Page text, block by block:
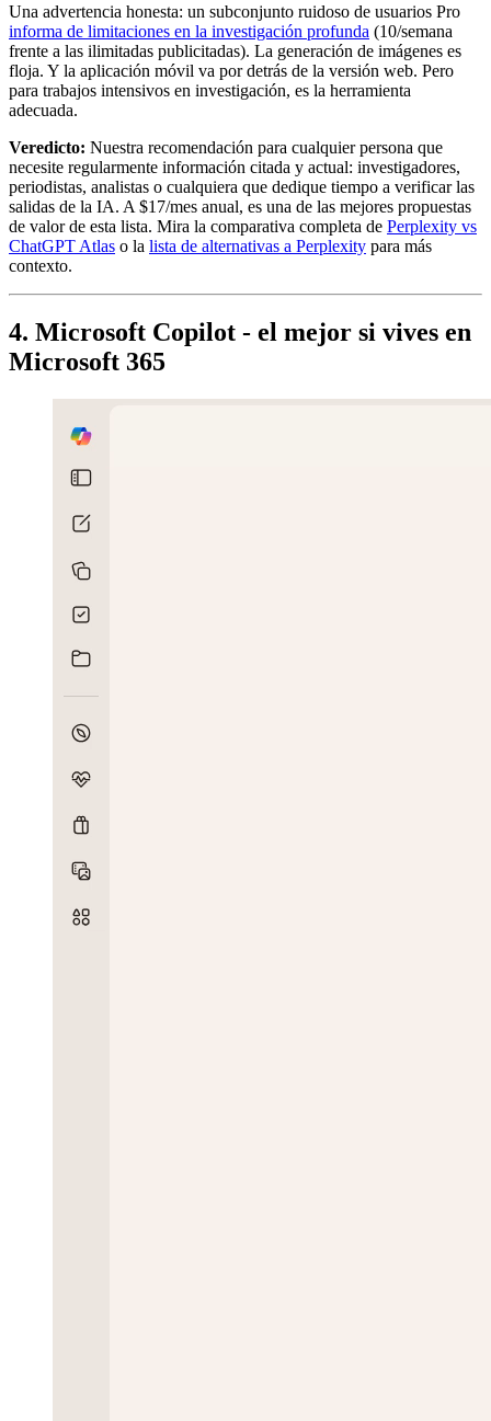
Una advertencia honesta: un subconjunto ruidoso de usuarios Pro
informa de limitaciones en la investigación profunda (10/semana
frente a las ilimitadas publicitadas). La generación de imágenes es
floja. Y la aplicación móvil va por detrás de la versión web. Pero
para trabajos intensivos en investigación, es la herramienta
adecuada.
Veredicto: Nuestra recomendación para cualquier persona que
necesite regularmente información citada y actual: investigadores,
periodistas, analistas o cualquiera que dedique tiempo a verificar las
salidas de la IA. A $17/mes anual, es una de las mejores propuestas
de valor de esta lista. Mira la comparativa completa de Perplexity vs
ChatGPT Atlas o la lista de alternativas a Perplexity para más
contexto.
4. Microsoft Copilot - el mejor si vives en
Microsoft 365